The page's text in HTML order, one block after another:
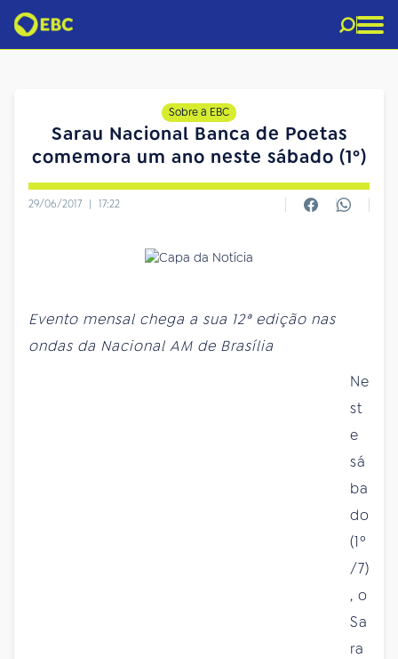
Sobre a EBC
Sarau Nacional Banca de Poetas
comemora um ano neste sábado (1º)
29/06/2017 | 17:22
Evento mensal chega a sua 12ª edição nas
ondas da Nacional AM de Brasília
Ne
st
e
sá
ba
do
(1º
/7)
, o
Sa
ra